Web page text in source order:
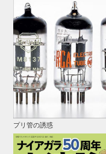
プリ管の誘惑